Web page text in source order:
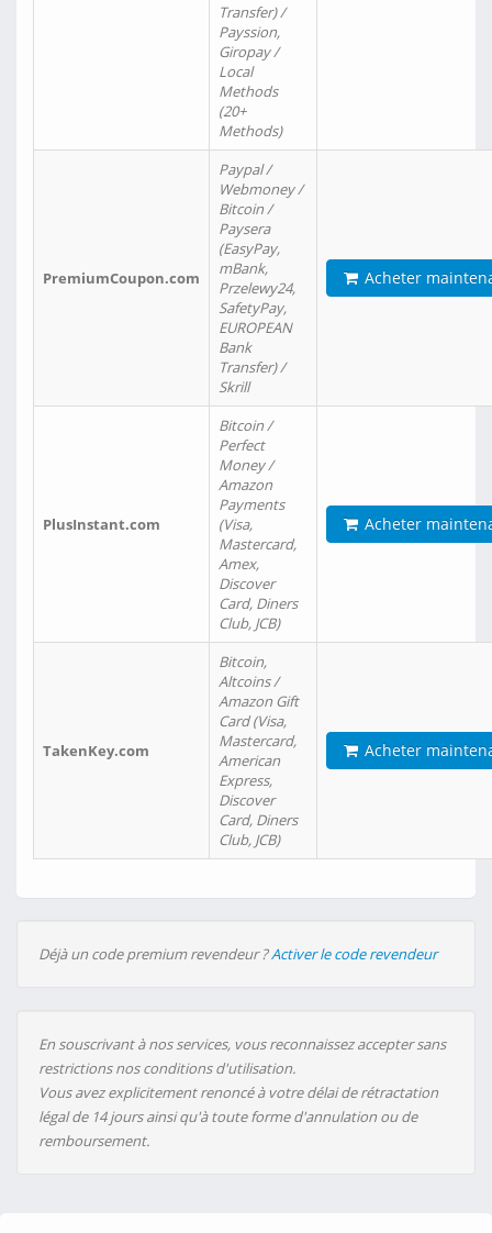
Transfer) /
Payssion,
Giropay /
Local
Methods
(20+
Methods)
PremiumCoupon.com
Paypal /
Webmoney /
Bitcoin /
Paysera
(EasyPay,
mBank,
Przelewy24,
SafetyPay,
EUROPEAN
Bank
Transfer) /
Skrill
Acheter
PlusInstant.com
Bitcoin /
Perfect
Money /
Amazon
Payments
(Visa,
Mastercard,
Amex,
Discover
Card, Diners
Club, JCB)
Acheter
TakenKey.com
Bitcoin,
Altcoins /
Amazon Gift
Card (Visa,
Mastercard,
American
Express,
Discover
Card, Diners
Club, JCB)
Acheter
Déjà un code premium revendeur ?Activer le code revendeur
En souscrivant à nos services, vous reconnaissez accepter sans
restrictions nos conditions d'utilisation.
Vous avez explicitement renoncé à votre délai de rétractation
légal de 14 jours ainsi qu'à toute forme d'annulation ou de
remboursement.